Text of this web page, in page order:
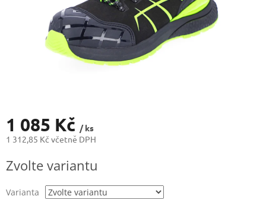
1 085 Kč / ks
1 312,85 Kč včetně DPH
cena:
Zvolte variantu
Varianta